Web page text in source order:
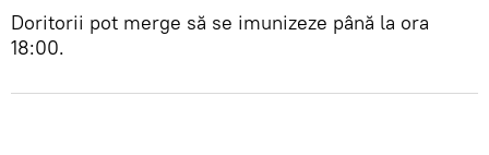
Doritorii pot merge să se imunizeze până la ora
18:00.